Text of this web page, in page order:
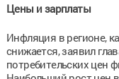
Цены и зарплаты
Инфляция в регионе,
снижается, заявил
потребительских цен